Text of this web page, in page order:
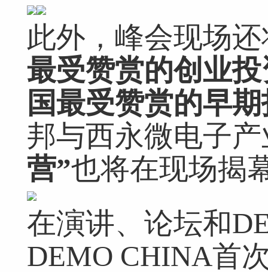
此外，峰会现场
最受赞赏的创业
国最受赞赏的早
邦与西永微电子
营”也将在现场揭
在演讲、论坛和
DEMO CHINA首